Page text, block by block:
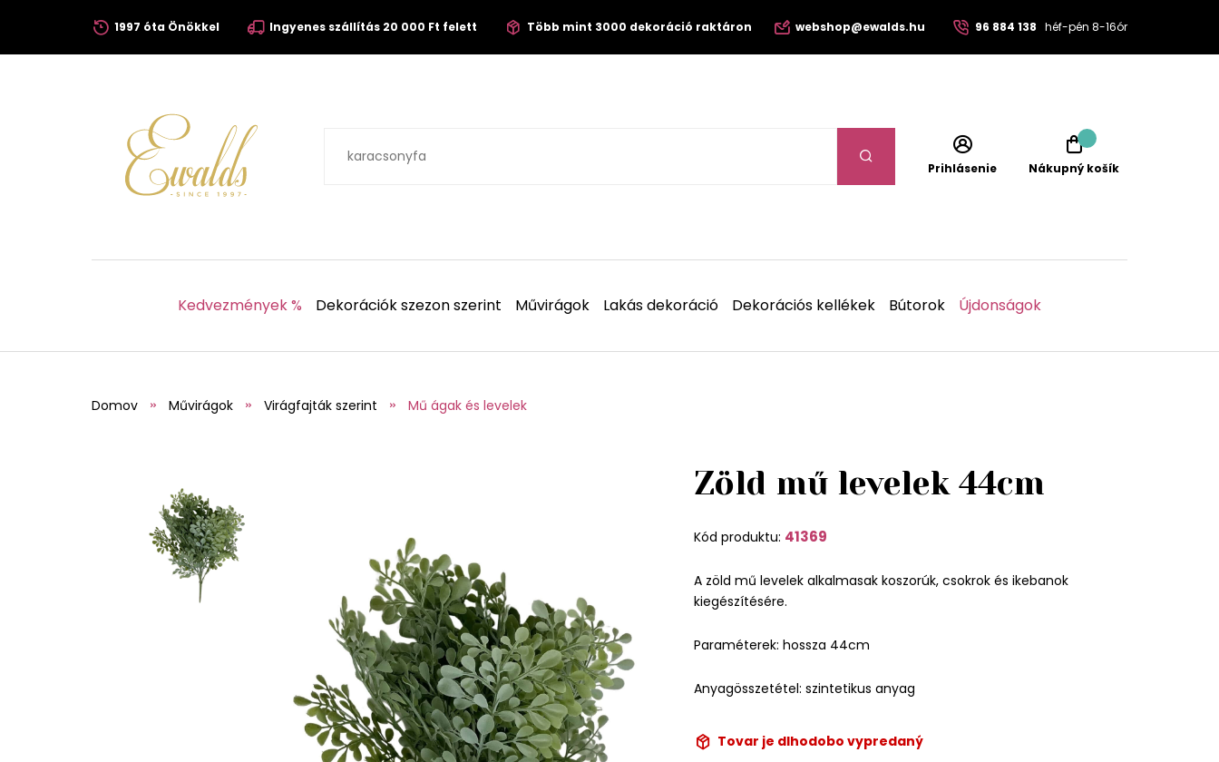
1997 óta Önökkel Ingyenes szállítás 20 000 Ft felett Több mint 3000 dekoráció raktáron webshop@ewalds.hu 96 884 138 héf-pén 8-16ór
Prihlásenie Nákupný košík
Kedvezmények % Dekorációk szezon szerint Művirágok Lakás dekoráció Dekorációs kellékek Bútorok Újdonságok
Domov Művirágok Virágfajták szerint Mű ágak és levelek
Zöld mű levelek 44cm
Kód produktu: 41369
A zöld mű levelek alkalmasak koszorúk, csokrok és ikebanok
kiegészítésére.
Paraméterek: hossza 44cm
Anyagösszetétel: szintetikus anyag
Tovar je dlhodobo vypredaný